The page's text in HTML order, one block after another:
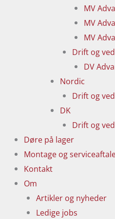
MV
MV
MV
Drift og
DV
Nordic
Drift og
DK
Drift og
Døre på lager
Montage og
Kontakt
Om
Artikler og nyheder
Ledige jobs